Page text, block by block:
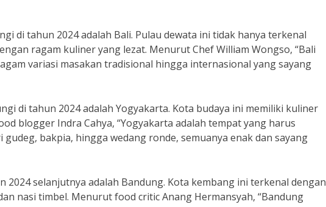
di tahun 2024 adalah Bali. Pulau dewata ini tidak hanya terkenal
ragam kuliner yang lezat. Menurut Chef William Wongso, “Bali
variasi masakan tradisional hingga internasional yang sayang
di tahun 2024 adalah Yogyakarta. Kota budaya ini memiliki kuliner
blogger Indra Cahya, “Yogyakarta adalah tempat yang harus
bakpia, hingga wedang ronde, semuanya enak dan sayang
selanjutnya adalah Bandung. Kota kembang ini terkenal dengan
nasi timbel. Menurut food critic Anang Hermansyah, “Bandung